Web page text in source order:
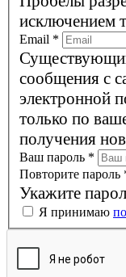
исключением
Email *
сообщения с
электронной
только по
получения
Ваш пароль *
Повторите пароль
Укажите
Я принимаю